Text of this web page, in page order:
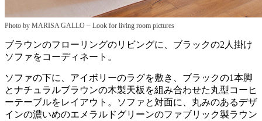
Photo by MARISA GALLO – Look for living room pictures
ブラウンのフローリングのリビングに、ブラックの2人掛け
ソファをコーディネート。
ソファの下に、アイボリーのラグを敷き、ブラックの1本脚
とナチュラルブラウンの木製天板を組み合わせた丸型コーヒ
ーテーブルをレイアウト。ソファと対面に、丸みのあるデザ
インの濃いめのエメラルドグリーンのファブリック製ラウン